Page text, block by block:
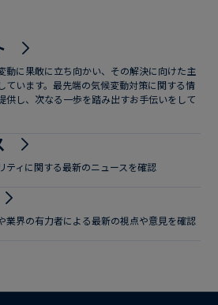
動に果敢に立ち向かい、その解決に向けた主
ています。最先端の気候変動対策に関する情
供し、次なる一歩を踏み出すお手伝いをして
ティに関する最新のニュースを確認
業界の有力者による最新の視点や意見を確認